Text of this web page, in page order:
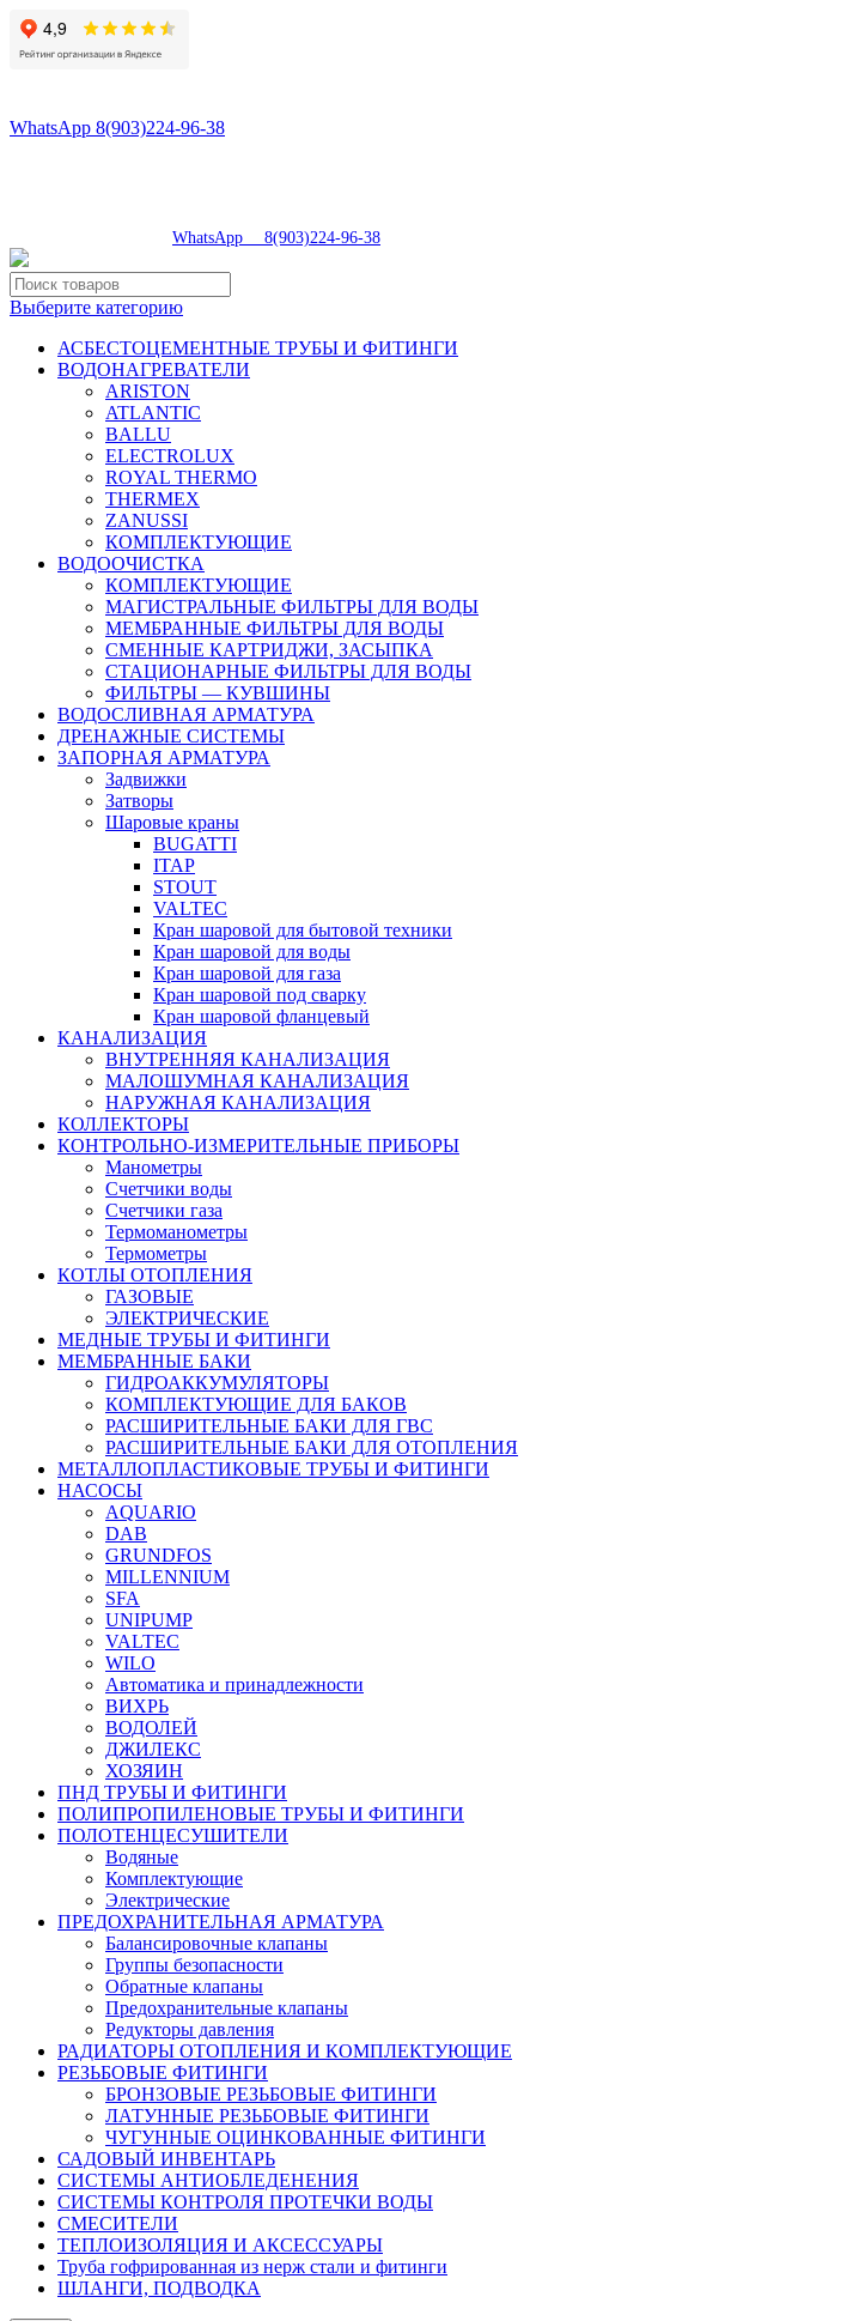
WhatsApp 8(903)224-96-38
WhatsApp 8(903)224-96-38
Выберите категорию
АСБЕСТОЦЕМЕНТНЫЕ ТРУБЫ И ФИТИНГИ
ВОДОНАГРЕВАТЕЛИ
ARISTON
ATLANTIC
BALLU
ELECTROLUX
ROYAL THERMO
THERMEX
ZANUSSI
КОМПЛЕКТУЮЩИЕ
ВОДООЧИСТКА
КОМПЛЕКТУЮЩИЕ
МАГИСТРАЛЬНЫЕ ФИЛЬТРЫ ДЛЯ ВОДЫ
МЕМБРАННЫЕ ФИЛЬТРЫ ДЛЯ ВОДЫ
СМЕННЫЕ КАРТРИДЖИ, ЗАСЫПКА
СТАЦИОНАРНЫЕ ФИЛЬТРЫ ДЛЯ ВОДЫ
ФИЛЬТРЫ — КУВШИНЫ
ВОДОСЛИВНАЯ АРМАТУРА
ДРЕНАЖНЫЕ СИСТЕМЫ
ЗАПОРНАЯ АРМАТУРА
Задвижки
Затворы
Шаровые краны
BUGATTI
ITAP
STOUT
VALTEC
Кран шаровой для бытовой техники
Кран шаровой для воды
Кран шаровой для газа
Кран шаровой под сварку
Кран шаровой фланцевый
КАНАЛИЗАЦИЯ
ВНУТРЕННЯЯ КАНАЛИЗАЦИЯ
МАЛОШУМНАЯ КАНАЛИЗАЦИЯ
НАРУЖНАЯ КАНАЛИЗАЦИЯ
КОЛЛЕКТОРЫ
КОНТРОЛЬНО-ИЗМЕРИТЕЛЬНЫЕ ПРИБОРЫ
Манометры
Счетчики воды
Счетчики газа
Термоманометры
Термометры
КОТЛЫ ОТОПЛЕНИЯ
ГАЗОВЫЕ
ЭЛЕКТРИЧЕСКИЕ
МЕДНЫЕ ТРУБЫ И ФИТИНГИ
МЕМБРАННЫЕ БАКИ
ГИДРОАККУМУЛЯТОРЫ
КОМПЛЕКТУЮЩИЕ ДЛЯ БАКОВ
РАСШИРИТЕЛЬНЫЕ БАКИ ДЛЯ ГВС
РАСШИРИТЕЛЬНЫЕ БАКИ ДЛЯ ОТОПЛЕНИЯ
МЕТАЛЛОПЛАСТИКОВЫЕ ТРУБЫ И ФИТИНГИ
НАСОСЫ
AQUARIO
DAB
GRUNDFOS
MILLENNIUM
SFA
UNIPUMP
VALTEC
WILO
Автоматика и принадлежности
ВИХРЬ
ВОДОЛЕЙ
ДЖИЛЕКС
ХОЗЯИН
ПНД ТРУБЫ И ФИТИНГИ
ПОЛИПРОПИЛЕНОВЫЕ ТРУБЫ И ФИТИНГИ
ПОЛОТЕНЦЕСУШИТЕЛИ
Водяные
Комплектующие
Электрические
ПРЕДОХРАНИТЕЛЬНАЯ АРМАТУРА
Балансировочные клапаны
Группы безопасности
Обратные клапаны
Предохранительные клапаны
Редукторы давления
РАДИАТОРЫ ОТОПЛЕНИЯ И КОМПЛЕКТУЮЩИЕ
РЕЗЬБОВЫЕ ФИТИНГИ
БРОНЗОВЫЕ РЕЗЬБОВЫЕ ФИТИНГИ
ЛАТУННЫЕ РЕЗЬБОВЫЕ ФИТИНГИ
ЧУГУННЫЕ ОЦИНКОВАННЫЕ ФИТИНГИ
САДОВЫЙ ИНВЕНТАРЬ
СИСТЕМЫ АНТИОБЛЕДЕНЕНИЯ
СИСТЕМЫ КОНТРОЛЯ ПРОТЕЧКИ ВОДЫ
СМЕСИТЕЛИ
ТЕПЛОИЗОЛЯЦИЯ И АКСЕССУАРЫ
Труба гофрированная из нерж стали и фитинги
ШЛАНГИ, ПОДВОДКА